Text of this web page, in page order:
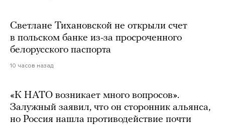
Светлане Тихановской не открыли счет
в польском банке из-за просроченного
белорусского паспорта
10 часов назад
«К НАТО возникает много вопросов».
Залужный заявил, что он сторонник альянса,
но Россия нашла противодействие почти